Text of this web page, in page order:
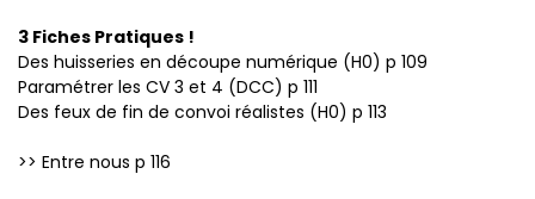
3 Fiches Pratiques !
Des huisseries en découpe numérique (H0) p 109
Paramétrer les CV 3 et 4 (DCC) p 111
Des feux de fin de convoi réalistes (H0) p 113
>> Entre nous p 116